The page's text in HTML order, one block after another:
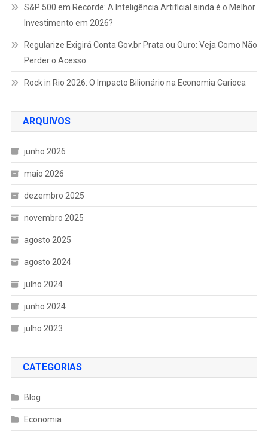
S&P 500 em Recorde: A Inteligência Artificial ainda é o Melhor
Investimento em 2026?
Regularize Exigirá Conta Gov.br Prata ou Ouro: Veja Como Não
Perder o Acesso
Rock in Rio 2026: O Impacto Bilionário na Economia Carioca
ARQUIVOS
junho 2026
maio 2026
dezembro 2025
novembro 2025
agosto 2025
agosto 2024
julho 2024
junho 2024
julho 2023
CATEGORIAS
Blog
Economia